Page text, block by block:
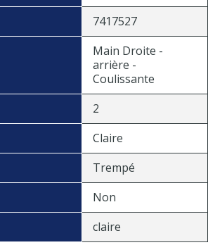
7417527
Main Droite -
arrière -
Coulissante
2
Claire
Trempé
Non
claire